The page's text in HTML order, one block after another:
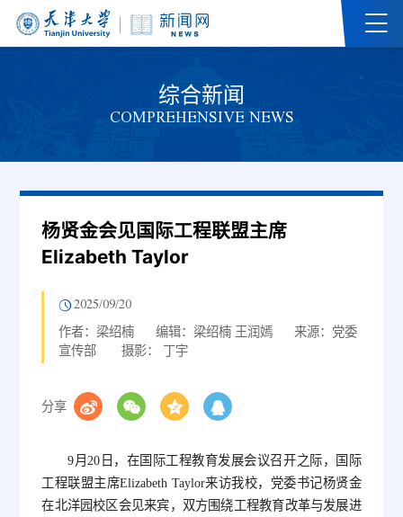
综合新闻
COMPREHENSIVE NEWS
杨贤金会见国际工程联盟主席
Elizabeth Taylor
2025/09/20
作者：梁绍楠 编辑：梁绍楠 王润嫣
来源：党委
宣传部
摄影： 丁宇
分享
9月20日，在国际工程教育发展会议召开之际，国际
工程联盟主席Elizabeth Taylor来访我校，党委书记杨贤金
在北洋园校区会见来宾，双方围绕工程教育改革与发展进